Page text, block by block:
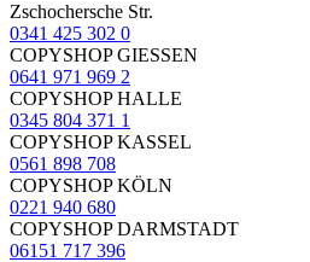
Zschochersche Str.
0341 425 302 0
COPYSHOP GIESSEN
0641 971 969 2
COPYSHOP HALLE
0345 804 371 1
COPYSHOP KASSEL
0561 898 708
COPYSHOP KÖLN
0221 940 680
COPYSHOP DARMSTADT
06151 717 396